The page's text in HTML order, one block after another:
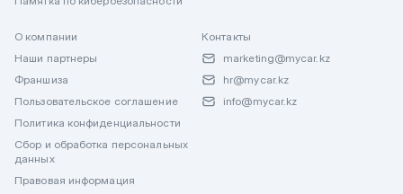
О компании
Наши партнеры
Франшиза
Пользовательское соглашение
Политика конфиденциальности
Сбор и обработка персональных
данных
Правовая информация
Контакты
marketing@mycar.kz
hr@mycar.kz
info@mycar.kz